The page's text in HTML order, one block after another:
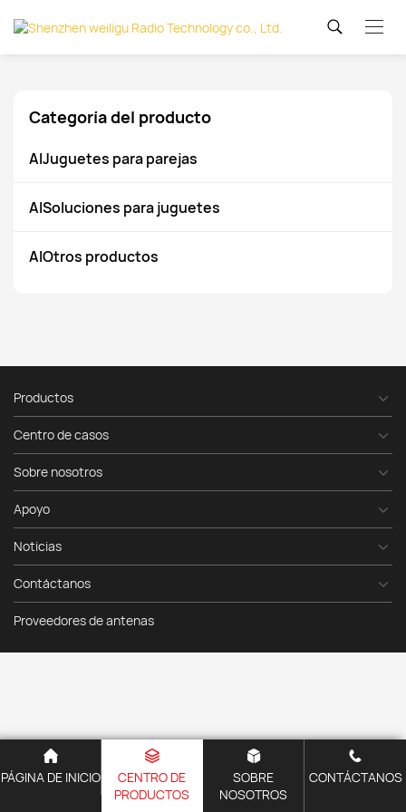
Categoría del producto
AIJuguetes para parejas
AISoluciones para juguetes
AIOtros productos
Productos
Centro de casos
Sobre nosotros
Apoyo
Noticias
Contáctanos
Proveedores de antenas
PÁGINA DE INICIO
CENTRO DE
PRODUCTOS
SOBRE
NOSOTROS
CONTÁCTANOS